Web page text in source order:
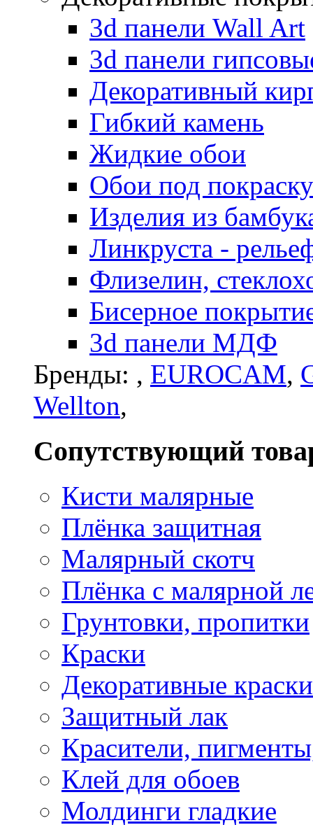
3d панели Wall Art
3d панели
Декоративный
Гибкий камень
Жидкие обои
Обои под покраску
Изделия из
Линкруста -
Флизелин,
Бисерное
3d панели МДФ
Бренды: , EUROCAM,
Wellton,
Сопутствующий
Кисти малярные
Плёнка защитная
Малярный скотч
Плёнка с малярной
Грунтовки, пропитки
Краски
Декоративные краски
Защитный лак
Красители,
Клей для обоев
Молдинги гладкие